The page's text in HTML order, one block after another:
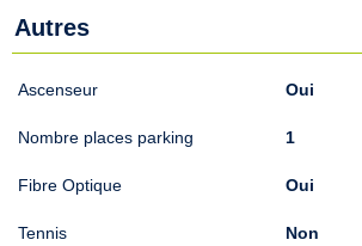
Autres
Ascenseur Oui
Nombre places parking 1
Fibre Optique Oui
Tennis Non